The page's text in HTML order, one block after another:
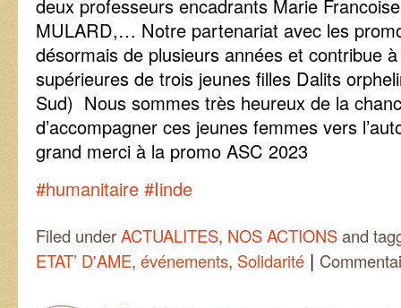
deux professeurs encadrants Marie
MULARD,… Notre partenariat avec les
désormais de plusieurs années et contribue
supérieures de trois jeunes filles Dalits
Sud) Nous sommes très heureux de la
d’accompagner ces jeunes femmes vers
grand merci à la promo ASC 2023
#humanitaire #Iinde
Filed underACTUALITES, NOS ACTIONSand
ETAT’ D'AME, événements, Solidarité |